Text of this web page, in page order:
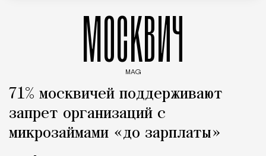
МОСКВИЧ
MAG
71% москвичей поддерживают
запрет организаций с
микрозаймами «до зарплаты»